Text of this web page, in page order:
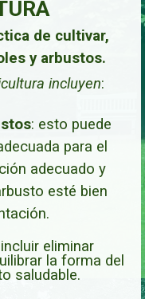
de cultivar,
y arbustos.
incluyen:
: esto puede
para el
adecuado y
esté bien
eliminar
la forma del
saludable.